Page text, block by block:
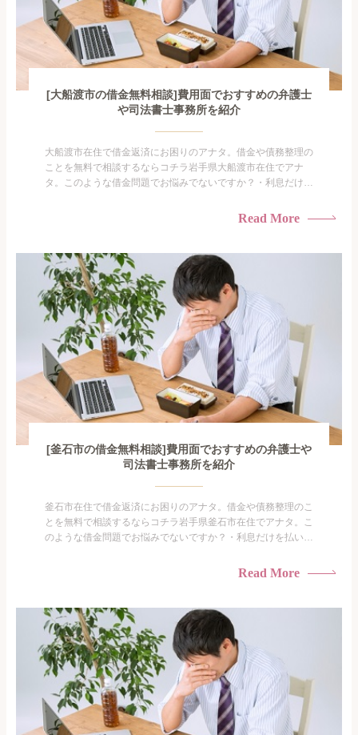
[大船渡市の借金無料相談]費用面でおすすめの弁護士
や司法書士事務所を紹介
大船渡市在住で借金返済にお困りのアナタ。借金や債務整理の
ことを無料で相談するならコチラ岩手県大船渡市在住でアナ
タ。このような借金問題でお悩みでないですか？・利息だけを
族に知られたくない・借金の催促、取り立てで憂鬱になる。・
も限界があ...
Read More
[釜石市の借金無料相談]費用面でおすすめの弁護士や
司法書士事務所を紹介
釜石市在住で借金返済にお困りのアナタ。借金や債務整理のこ
とを無料で相談するならコチラ岩手県釜石市在住でアナタ。こ
のような借金問題でお悩みでないですか？・利息だけを払い続
られたくない・借金の催促、取り立てで憂鬱になる。・闇金に
がありま...
Read More